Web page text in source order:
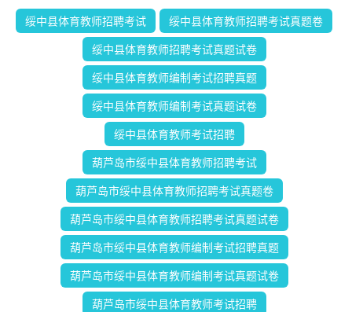
绥中县体育教师招聘考试 绥中县体育教师招聘考试真题卷
绥中县体育教师招聘考试真题试卷
绥中县体育教师编制考试招聘真题
绥中县体育教师编制考试真题试卷
绥中县体育教师考试招聘
葫芦岛市绥中县体育教师招聘考试
葫芦岛市绥中县体育教师招聘考试真题卷
葫芦岛市绥中县体育教师招聘考试真题试卷
葫芦岛市绥中县体育教师编制考试招聘真题
葫芦岛市绥中县体育教师编制考试真题试卷
葫芦岛市绥中县体育教师考试招聘